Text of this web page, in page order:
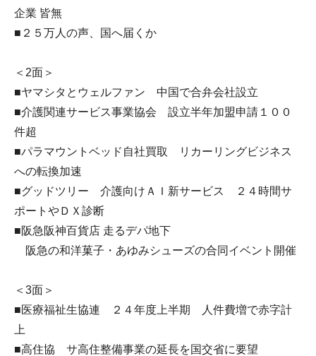
企業 皆無
■２５万人の声、国へ届くか
＜2面＞
■ヤマシタとウェルファン 中国で合弁会社設立
■介護関連サービス事業協会 設立半年加盟申請１００
件超
■パラマウントベッド自社買取 リカーリングビジネス
への転換加速
■グッドツリー 介護向けＡＩ新サービス ２４時間サ
ポートやＤＸ診断
■阪急阪神百貨店 走るデパ地下
阪急の和洋菓子・あゆみシューズの合同イベント開催
＜3面＞
■医療福祉生協連 ２４年度上半期 人件費増で赤字計
上
■高住協 サ高住整備事業の延長を国交省に要望